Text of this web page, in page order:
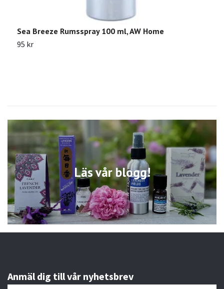
Läs vår blogg!
Sea Breeze Rumsspray 100 ml, AW Home
95 kr
Anmäl dig till vår nyhetsbrev